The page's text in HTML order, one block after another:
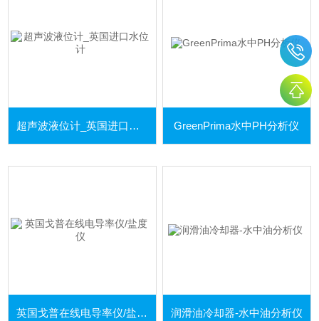
超声波液位计_英国进口水位计 GreenPrima水中PH分析仪
英国戈普在线电导率仪/盐度仪 润滑油冷却器-水中油分析仪